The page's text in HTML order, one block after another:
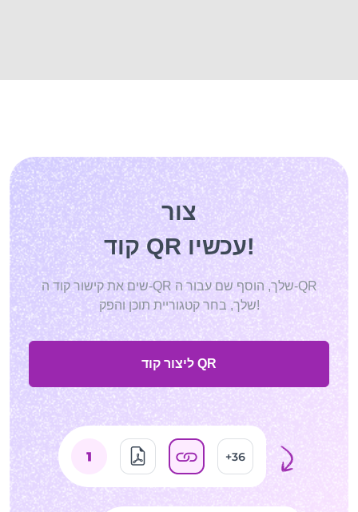
צור
קוד QR עכשיו!
שים את קישור קוד ה-QR שלך, הוסף שם עבור ה-QR
שלך, בחר קטגוריית תוכן והפק!
ליצור קוד QR